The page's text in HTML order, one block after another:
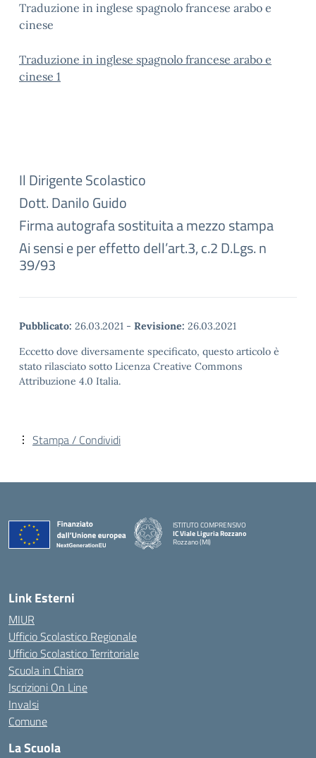
Traduzione in inglese spagnolo francese arabo e
cinese
Traduzione in inglese spagnolo francese arabo e
cinese 1
Il Dirigente Scolastico
Dott. Danilo Guido
Firma autografa sostituita a mezzo stampa
Ai sensi e per effetto dell’art.3, c.2 D.Lgs. n
39/93
Pubblicato: 26.03.2021 - Revisione: 26.03.2021
Eccetto dove diversamente specificato, questo articolo è
stato rilasciato sotto Licenza Creative Commons
Attribuzione 4.0 Italia.
Stampa / Condividi
ISTITUTO COMPRENSIVO
IC Viale Liguria Rozzano
Rozzano (MI)
Link Esterni
MIUR
Ufficio Scolastico Regionale
Ufficio Scolastico Territoriale
Scuola in Chiaro
Iscrizioni On Line
Invalsi
Comune
La Scuola